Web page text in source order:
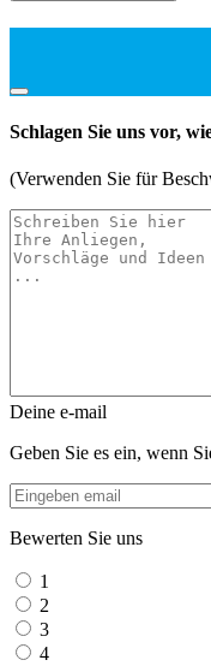
Schlagen Sie uns vor,
(Verwenden Sie für
Deine e-mail
Geben Sie es ein, wenn
Bewerten Sie uns
1
2
3
4